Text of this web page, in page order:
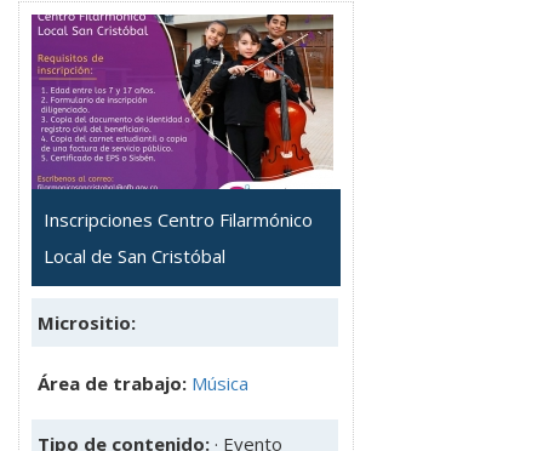
Inscripciones Centro Filarmónico
Local de San Cristóbal
Micrositio:
Área de trabajo: Música
Tipo de contenido: · Evento